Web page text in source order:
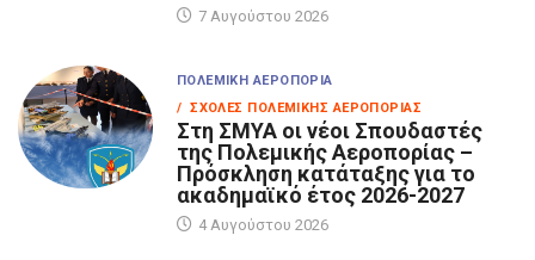
7 Αυγούστου 2026
ΠΟΛΕΜΙΚΉ ΑΕΡΟΠΟΡΊΑ
/ ΣΧΟΛΈΣ ΠΟΛΕΜΙΚΉΣ ΑΕΡΟΠΟΡΊΑΣ
Στη ΣΜΥΑ οι νέοι Σπουδαστές
της Πολεμικής Αεροπορίας –
Πρόσκληση κατάταξης για το
ακαδημαϊκό έτος 2026-2027
4 Αυγούστου 2026